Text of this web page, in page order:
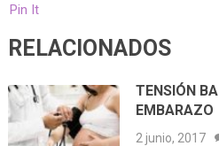
Pin It
RELACIONADOS
TENSIÓN
EMBARAZO
2 junio, 2017